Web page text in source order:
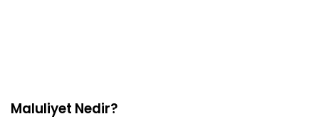
Maluliyet Nedir?